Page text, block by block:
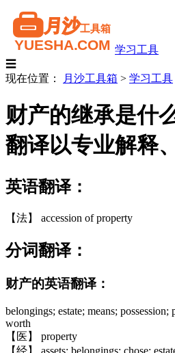
学习工具
☰
现在位置：
月沙工具箱 > 学习工具
财产的继承是什
翻译以专业解释
英语翻译：
【法】 accession of property
分词翻译：
财产的英语翻译：
belongings; estate; means;
worth
【医】 property